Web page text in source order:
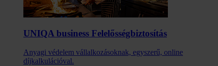
UNIQA business Felelősség­biztosítás
Anyagi védelem vállalkozásoknak, egyszerű, online
díjkalkulációval.